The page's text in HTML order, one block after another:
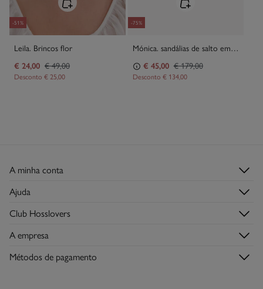
-51%
Leila. Brincos flor
€ 24,00 € 49,00
Desconto € 25,00
-75%
Mónica. sandálias de salto em cetim
€ 45,00 € 179,00
Desconto € 134,00
A minha conta
Iniciar sessão
Registar-me
Histórico de Encomendas
Moradas de envio
Ajuda
Serviço de Apoio ao Cliente
Envios
Trocas, devoluções e desistências
Club Hosslovers
Descubra-o
Torne-se Hosslover →
A empresa
Lojas
Descubra a app
Métodos de pagamento